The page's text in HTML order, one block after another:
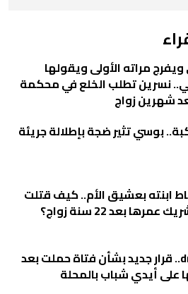
مراته الأولى ويقولها
نسرين تطلب الخلع في محكمة
شهرين زواج
بوسي تثير ضجة بإطلالة جريئة
ابنته بعشيق الأم.. كيف قتلت
بعد 22 سنة زواج؟
تحليل dna.. قرار جديد بشأن فتاة حملت بعد
على أيدي شباب بالمحلة